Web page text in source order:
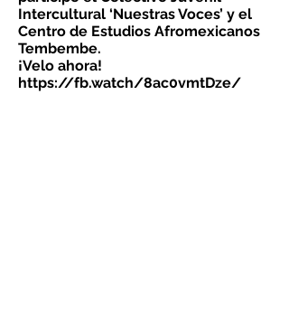
Intercultural ‘Nuestras Voces’ y el
Centro de Estudios Afromexicanos
Tembembe.
¡Velo ahora!
https://fb.watch/8ac0vmtDze/